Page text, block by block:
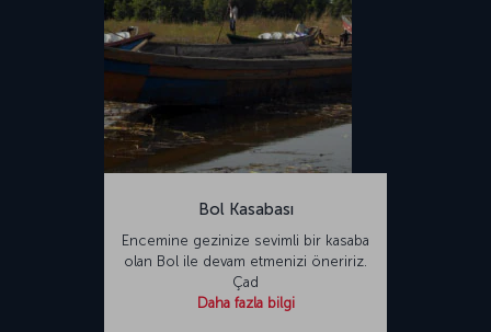
Bol Kasabası
Encemine gezinize sevimli bir kasaba
olan Bol ile devam etmenizi öneririz.
Çad
Daha fazla bilgi